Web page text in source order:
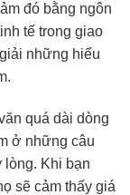
đó bằng ngôn
tế trong giao
những hiểu
quá dài dòng
ở những câu
Khi bạn
sẽ cảm thấy giá